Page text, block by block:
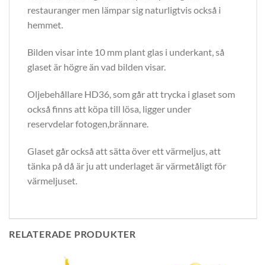
restauranger men lämpar sig naturligtvis också i
hemmet.
Bilden visar inte 10 mm plant glas i underkant, så
glaset är högre än vad bilden visar.
Oljebehållare HD36, som går att trycka i glaset som
också finns att köpa till lösa, ligger under
reservdelar fotogen,brännare.
Glaset går också att sätta över ett värmeljus, att
tänka på då är ju att underlaget är värmetåligt för
värmeljuset.
RELATERADE PRODUKTER